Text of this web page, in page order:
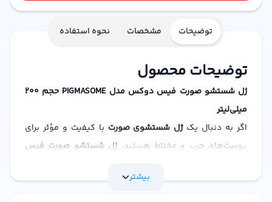
توضیحات مشخصات نحوه استفاده
توضیحات محصول
ژل شستشو صورت فیس دوکس مدل PIGMASOME حجم ۲۰۰
میلی‌لیتر
اگر به دنبال یکژل شستشوی صورت با کیفیت و مؤثر برای
پوست‌های چرب و مختلط هستید،ژل شستشو صورت فیس
فرمولاسیون پیشرفته و ترکیبات منحصر به فرد، به عمق پوست
بیشتر